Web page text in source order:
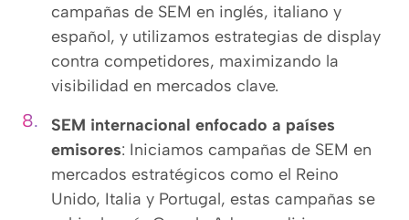
campañas de SEM en inglés, italiano y
español, y utilizamos estrategias de display
contra competidores, maximizando la
visibilidad en mercados clave.
SEM internacional enfocado a países
emisores: Iniciamos campañas de SEM en
mercados estratégicos como el Reino
Unido, Italia y Portugal, estas campañas se